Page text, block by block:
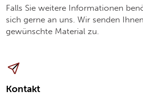
Falls Sie weitere Informationen
sich gerne an uns. Wir senden
gewünschte Material zu.
Kontakt